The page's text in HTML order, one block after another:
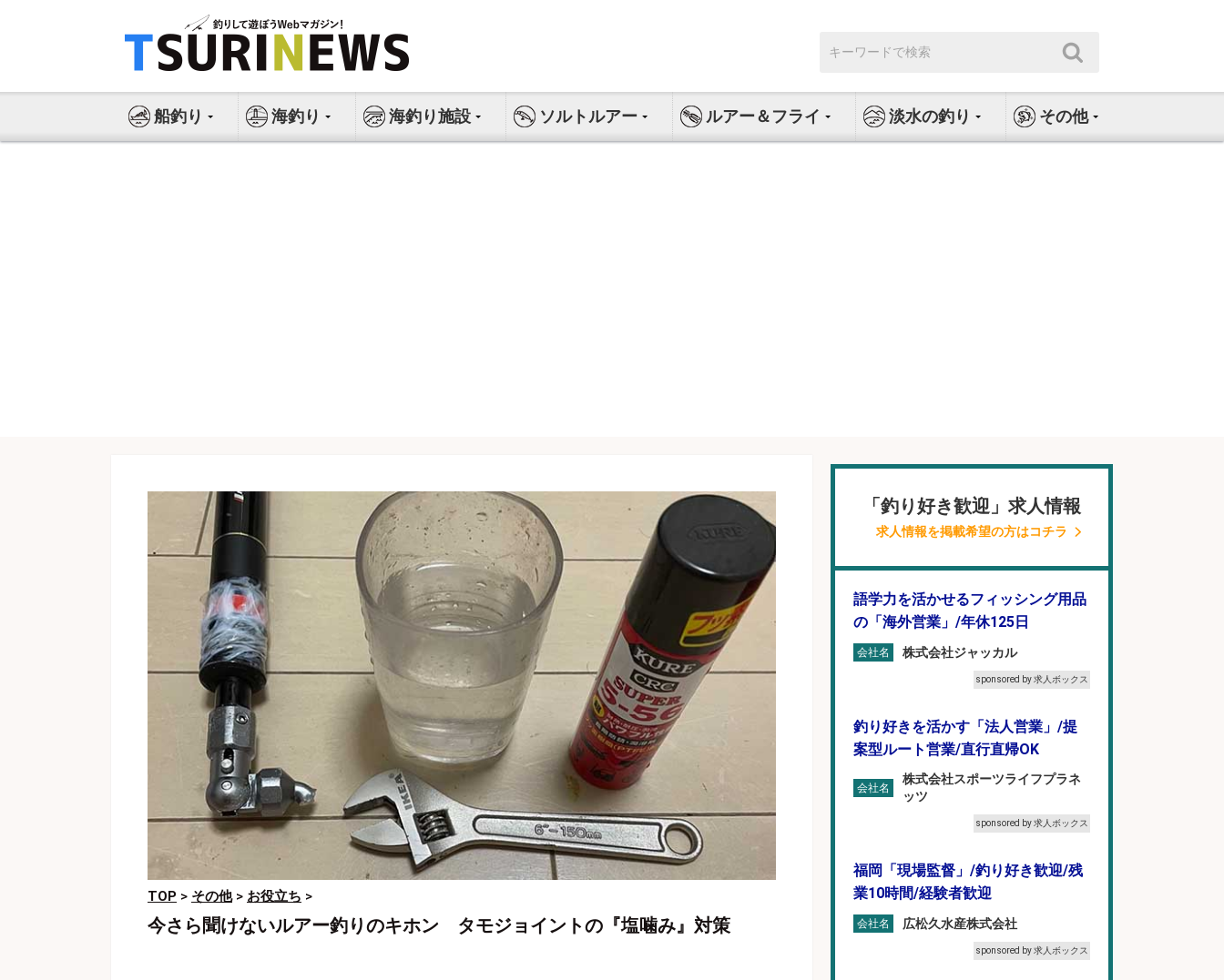
ス
索:
船釣り 海釣り 海釣り施設 ソルトルアー ルアー＆フライ 淡水の釣り その他
TOP > その他> お役立ち >
今さら聞けないルアー釣りのキホン タモジョイントの『塩噛み』対策
「釣り好き歓迎」求人情報
求人情報を掲載希望の方はコチラ
語学力を活かせるフィッシング用品
の「海外営業」/年休125日
会社名 株式会社ジャッカル
sponsored by 求人ボックス
釣り好きを活かす「法人営業」/提
案型ルート営業/直行直帰OK
会社名
株式会社スポーツライフプラネ
ッツ
sponsored by 求人ボックス
福岡「現場監督」/釣り好き歓迎/残
業10時間/経験者歓迎
会社名 広松久水産株式会社
sponsored by 求人ボックス